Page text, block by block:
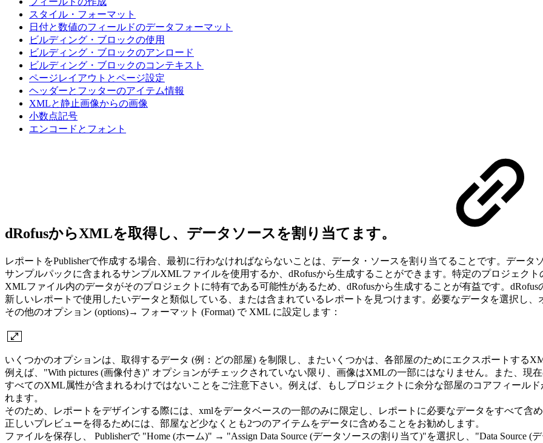
スタイル・フォーマット
日付と数値のフィールドのデータフォーマット
ビルディング・ブロックの使用
ビルディング・ブロックのアンロード
ビルディング・ブロックのコンテキスト
ページレイアウトとページ設定
ヘッダーとフッターのアイテム情報
XMLと静止画像からの画像
小数点記号
エンコードとフォント
dRofusからXMLを取得し、データソースを割り当てます。
レポートをPublisherで作成する場合、最初に行わなければならないことは、データ・ソースを割り当てることです。デー
サンプルパックに含まれるサンプルXMLファイルを使用するか、dRofusから生成することができます。特定のプロジェク
XMLファイル内のデータがそのプロジェクトに特有である可能性があるため、dRofusから生成することが有益です。dRofus
新しいレポートで使用したいデータと類似している、または含まれているレポートを見つけます。必要なデータを選択し、
その他のオプション (options)→ フォーマット (Format) で XML に設定します：
いくつかのオプションは、取得するデータ (例：どの部屋) を制限し、またいくつかは、各部屋のためにエクスポートする
例えば、"With pictures (画像付き)" オプションがチェックされていない限り、画像はXMLの一部にはなりません。また、現
すべてのXML属性が含まれるわけではないことをご注意下さい。例えば、もしプロジェクトに余分な部屋のコアフィール
れます。
そのため、レポートをデザインする際には、xmlをデータベースの一部のみに限定し、レポートに必要なデータをすべて含
正しいプレビューを得るためには、部屋など少なくとも2つのアイテムをデータに含めることをお勧めします。
ファイルを保存し、 Publisherで "Home (ホーム)" → "Assign Data Source (データソースの割り当て)"を選択し、"Data Source